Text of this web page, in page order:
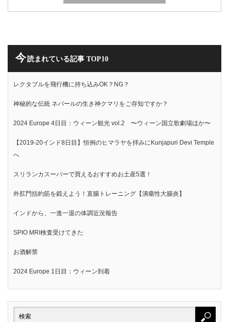
今読まれている記事 TOP10
レクタブルを飛行機に持ち込みOK？NG？
神秘的な伝統 ネパールの生き神クマリをご存知ですか？
2024 Europe 4日目：ウィーン観光 vol.2 〜ウィーン国立歌劇場ほか〜
【2019-20インド8日目】恒例のヒマラヤを拝みにKunjapuri Devi Temple
へ
スリランカスーパーで買えるおすすめお土産5選！
外肛門括約筋を鍛えよう！直腸トレーニング【潰瘍性大腸炎】
インドから、一進一退の体調近況報告
SPIO MRI検査受けてきた
お酒解禁
2024 Europe 1日目：ウィーン到着